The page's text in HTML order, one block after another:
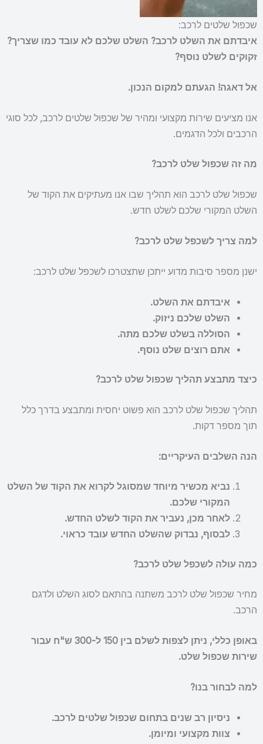
שכפול שלטים לרכב:
איבדתם את השלט לרכב? השלט שלכם לא עובד כמו שצריך?
זקוקים לשלט נוסף?
אל דאגה! הגעתם למקום הנכון.
אנו מציעים שירות מקצועי ומהיר של שכפול שלטים לרכב, לכל סוגי
הרכבים ולכל הדגמים.
מה זה שכפול שלט לרכב?
שכפול שלט לרכב הוא תהליך שבו אנו מעתיקים את הקוד של
השלט המקורי שלכם לשלט חדש.
למה צריך לשכפל שלט לרכב?
ישנן מספר סיבות מדוע ייתכן שתצטרכו לשכפל שלט לרכב:
איבדתם את השלט.
השלט שלכם ניזוק.
הסוללה בשלט שלכם מתה.
אתם רוצים שלט נוסף.
כיצד מתבצע תהליך שכפול שלט לרכב?
תהליך שכפול שלט לרכב הוא פשוט יחסית ומתבצע בדרך כלל
תוך מספר דקות.
הנה השלבים העיקריים:
נביא מכשיר מיוחד שמסוגל לקרוא את הקוד של השלט
המקורי שלכם.
לאחר מכן, נעביר את הקוד לשלט החדש.
לבסוף, נבדוק שהשלט החדש עובד כראוי.
כמה עולה לשכפל שלט לרכב?
מחיר שכפול שלט לרכב משתנה בהתאם לסוג השלט ולדגם
הרכב.
באופן כללי, ניתן לצפות לשלם בין 150 ל-300 ש"ח עבור
שירות שכפול שלט.
למה לבחור בנו?
ניסיון רב שנים בתחום שכפול שלטים לרכב.
צוות מקצועי ומיומן.